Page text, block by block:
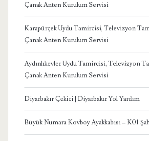
Çanak Anten Kurulum Servisi
Karapürçek Uydu Tamircisi, Televizyon
Çanak Anten Kurulum Servisi
Aydınlıkevler Uydu Tamircisi, Televizyon
Çanak Anten Kurulum Servisi
Diyarbakır Çekici | Diyarbakır Yol Yardım
Büyük Numara Kovboy Ayakkabısı – K01